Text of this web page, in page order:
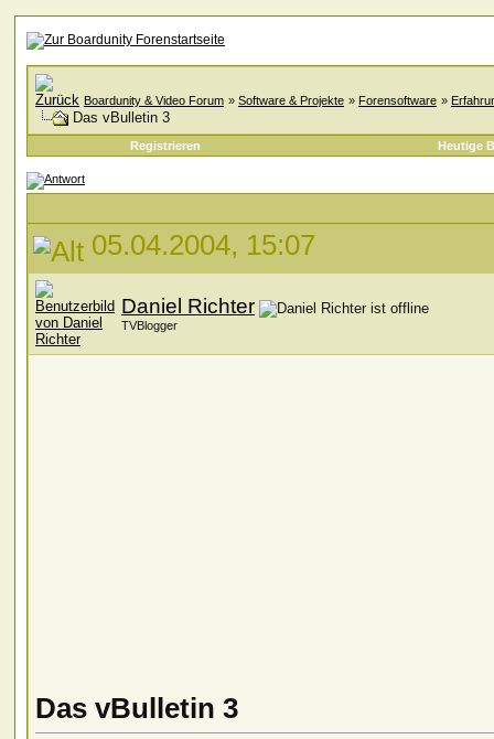
Boardunity & Video Forum » Software & Projekte » Forensoftware »
Das vBulletin 3
Registrieren Heutige
05.04.2004, 15:07
Daniel Richter
TVBlogger
Das vBulletin 3